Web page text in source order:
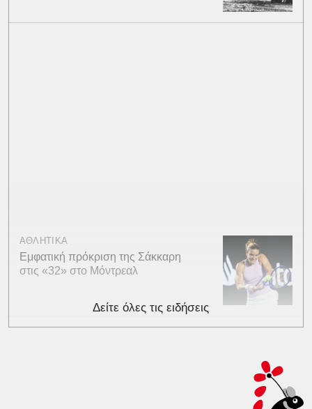
ΑΘΛΗΤΙΚΑ
Εμφατική πρόκριση της Σάκκαρη
στις «32» στο Μόντρεαλ
Δείτε όλες τις ειδήσεις